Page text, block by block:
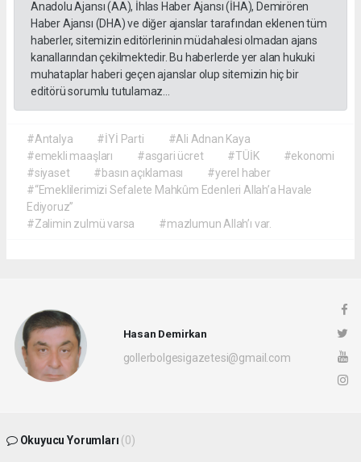
Anadolu Ajansı (AA), İhlas Haber Ajansı (İHA), Demirören
Haber Ajansı (DHA) ve diğer ajanslar tarafından eklenen tüm
haberler, sitemizin editörlerinin müdahalesi olmadan ajans
kanallarından çekilmektedir. Bu haberlerde yer alan hukuki
muhataplar haberi geçen ajanslar olup sitemizin hiç bir
editörü sorumlu tutulamaz...
#Antalya #İYİ Parti
#Ali Adnan Kaya
#emekli maaşları
#asgari ücret #TÜİK
#ekonomi
#siyaset
#basın açıklaması
#yerel haber
#“Emeklilerimizi Sefalete Mahkûm Edenleri Allah’a Havale
Ediyoruz”
#Zalimin zulmü varsa
#mazlumun Allah’ı var.
Hasan Demirkan
gollerbolgesigazetesi@gmail.com
Okuyucu Yorumları (0)